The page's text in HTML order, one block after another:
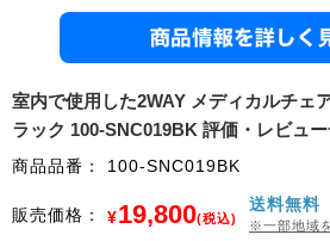
室内で使用した2WAY メディカルチェ
ラック 100-SNC019BK 評価・レビュ
商品品番： 100-SNC019BK
販売価格： ¥19,800(税込)
送料無料
※一部地域